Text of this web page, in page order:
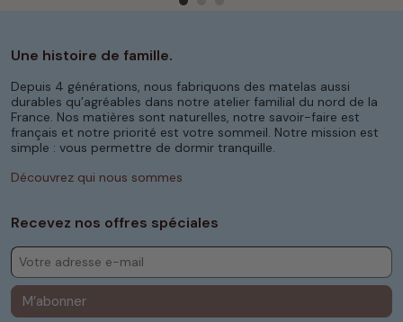
Une histoire de famille.
Depuis 4 générations, nous fabriquons des matelas aussi
durables qu’agréables dans notre atelier familial du nord de la
France. Nos matières sont naturelles, notre savoir-faire est
français et notre priorité est votre sommeil. Notre mission est
simple : vous permettre de dormir tranquille.
Découvrez qui nous sommes
Recevez nos offres spéciales
M’abonner